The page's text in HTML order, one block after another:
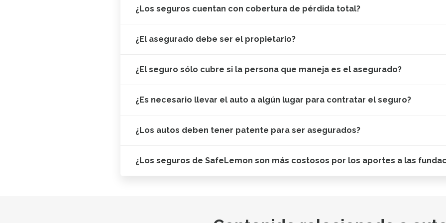
¿Los seguros cuentan con cobertura de pérdida total?
¿El asegurado debe ser el propietario?
¿El seguro sólo cubre si la persona que maneja es el asegurado?
¿Es necesario llevar el auto a algún lugar para contratar el seguro?
¿Los autos deben tener patente para ser asegurados?
¿Los seguros de SafeLemon son más costosos por los aportes a las